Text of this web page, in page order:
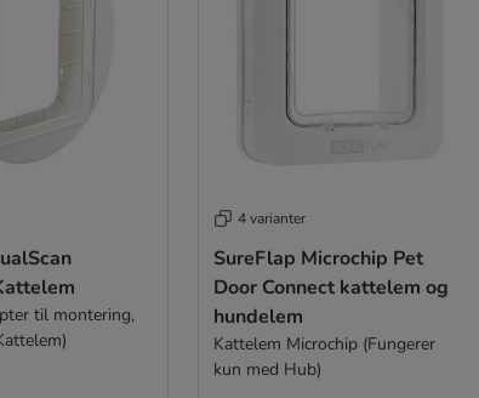
til montering,
4 varianter
SureFlap Microchip Pet
Door Connect kattelem og
hundelem
Kattelem Microchip (Fungerer
kun med Hub)